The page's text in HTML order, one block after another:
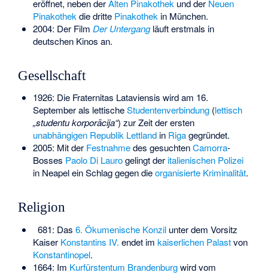
eröffnet, neben derAlten Pinakothek und der Neuen
Pinakothek die dritte Pinakothek in München.
2004: Der Film Der Untergangläuft erstmals in
deutschen Kinos an.
Gesellschaft
1926: Die Fraternitas Lataviensis wird am 16.
September als lettischeStudentenverbindung(lettisch
„studentu korporācija“) zur Zeit der ersten
unabhängigen Republik Lettlandin Rigagegründet.
2005: Mit der Festnahmedes gesuchtenCamorra-
Bosses Paolo Di Laurogelingt der italienischen Polizei
in Neapel ein Schlag gegen dieorganisierte Kriminalität.
Religion
681: Das 6. Ökumenische Konzilunter dem Vorsitz
Kaiser Konstantins IV. endet im kaiserlichen Palastvon
Konstantinopel.
1664: Im Kurfürstentum Brandenburgwird vom